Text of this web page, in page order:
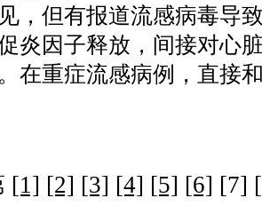
，但有报道流感病毒导
炎因子释放，间接对心
在重症流感病例，直接
[1] [2] [3] [4] [5] [6] [7]